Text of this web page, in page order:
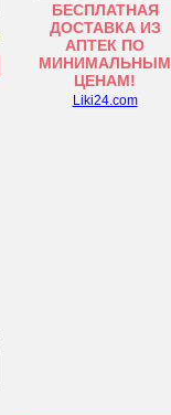
БЕСПЛАТНАЯ
ДОСТАВКА ИЗ
АПТЕК ПО
МИНИМАЛЬНЫМ
ЦЕНАМ!
Liki24.com